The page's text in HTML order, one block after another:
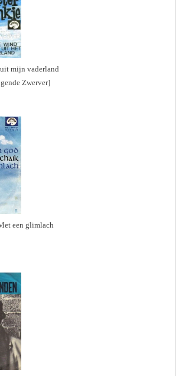
mijn vaderland
Zwerver]
een glimlach